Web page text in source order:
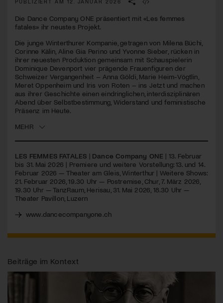
seconds
Die Dance Company ONE präsentiert mit «Les femmes
fatales» ihr neustes Projekt.
Die junge Winterthurer Kompanie, getragen von Milena Büchi,
Corinne Kälin, Aline Gia Perino und Yvonne Sieber, rücken in
ihrer neuesten Produktion gemeinsam mit Schauspielerin
Dominique Devenport vier prägende Frauenfiguren der
Schweizer Vergangenheit – Anna Göldi, Marie Heim-Vögtlin,
Meret Oppenheim und Iris von Roten – ins Jetzt und machen
aus ihrer Geschichte einen eindringlichen, interdisziplinären
Abend über Selbstbestimmung, Widerstand und feministische
Präsenz im Heute.
MEHR
LES FEMMES FATALES | Dance Company ONE | 13. Februar
bis 31. Mai 2026 | Premiere und weitere Vorstellung: 13. und 14.
Februar 2026 — Theater am Gleis, Winterthur | Weitere Shows:
21. Februar 2026, 19.30 Uhr — Postremise, Chur, 7. März 2026,
19.30 Uhr — TanzRaum, Herisau, 31. Mai 2026, 18.30 Uhr —
Theater Pavillon, Luzern
www.dancecompanyone.ch
Beiträge im Kontext
Jetzt Mitglied werden